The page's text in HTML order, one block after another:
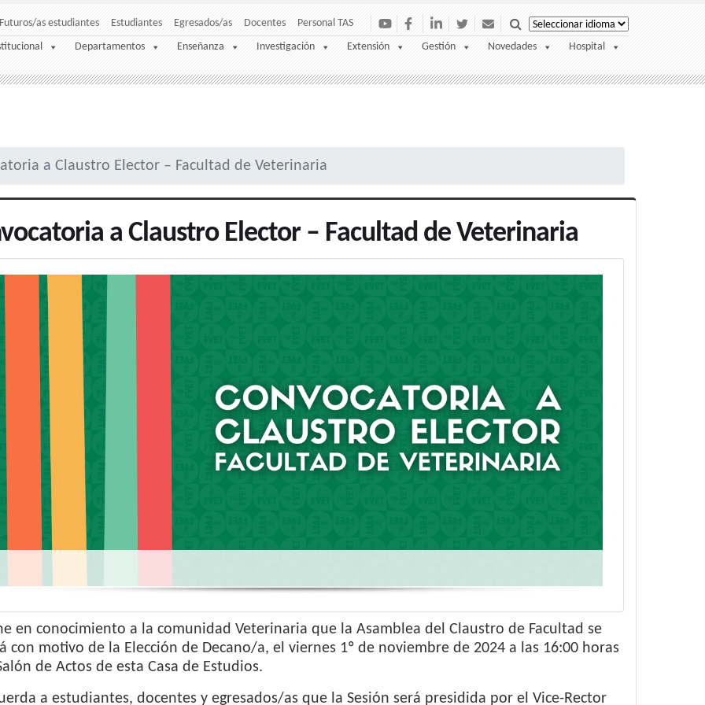
Futuros/as estudiantes Estudiantes Egresados/as Docentes Personal TAS
Departamentos Enseñanza Investigación Extensión Gestión Novedades Hospital
a Claustro Elector – Facultad de Veterinaria
a Claustro Elector – Facultad de Veterinaria
en conocimiento a la comunidad Veterinaria que la Asamblea del Claustro de Facultad se
con motivo de la Elección de Decano/a, el viernes 1º de noviembre de 2024 a las 16:00 horas
de Actos de esta Casa de Estudios.
a estudiantes, docentes y egresados/as que la Sesión será presidida por el Vice-Rector